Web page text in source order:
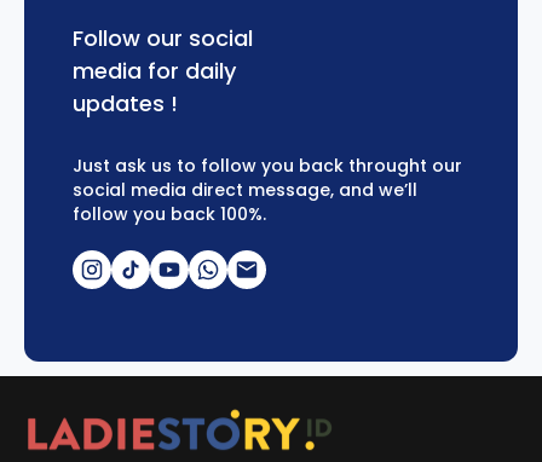
Follow our social
media for daily
updates !
Just ask us to follow you back throught our
social media direct message, and we’ll
follow you back 100%.